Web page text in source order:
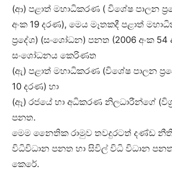
(ආ) පළාත් මහාධිකරණ ( විශේෂ පාලන
අංක 19 දරණ), මෙය මෑතකදී පළාත්
ප්‍රදේශ) (සංශෝධන) පනත (2006 අංක
සංශෝධනය කෙරිණත
(ඇ) පළාත් මහාධිකරණ (විශේෂ පාලන
10 දරණ) හා
(ඈ) රජයේ හා අධිකරණ නිලධාරීන්ගේ
පනත.
මෙම නෛතික රාමුව තවදුරටත් දණ්ඩ නීති
විධිවිධාන පනත හා සිවිල් විධි විධාන
කෙරේ.